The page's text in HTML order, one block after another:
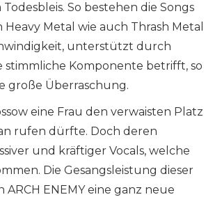
So bestehen die Songs
Metal wie auch Thrash Metal
unterstützt durch
stimmliche Komponente betrifft, so
große Überraschung.
eine Frau den verwaisten Platz
rufen dürfte. Doch deren
und kräftiger Vocals, welche
Die Gesangsleistung dieser
ENEMY eine ganz neue